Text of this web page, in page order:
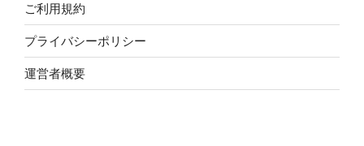
ご利用規約
プライバシーポリシー
運営者概要